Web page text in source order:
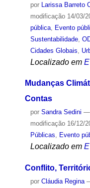
por Larissa Barreto
modificação14/03/
pública, Evento
Sustentabilidade,
Cidades Globais
Localizado em
Mudanças
Contas
por Sandra Sedini —
modificação16/12/
Públicas, Evento
Localizado em
Conflito,
por Cláudia Regina